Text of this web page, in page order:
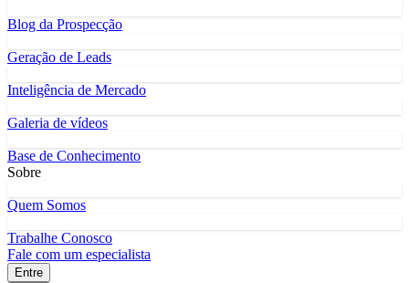
Blog da Prospecção
Geração de Leads
Inteligência de Mercado
Galeria de vídeos
Base de Conhecimento
Sobre
Quem Somos
Trabalhe Conosco
Fale com um especialista
Entre